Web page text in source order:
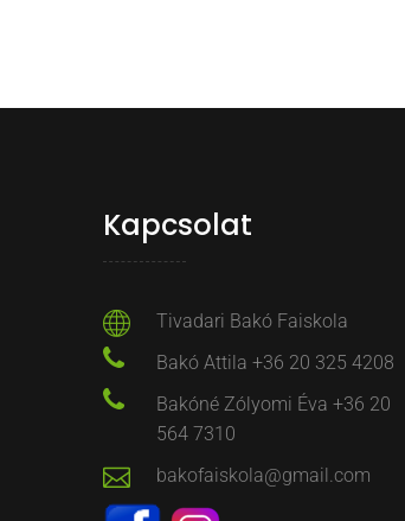
Kapcsolat
Tivadari Bakó Faiskola
Bakó Attila +36 20 325 4208
Bakóné Zólyomi Éva +36 20
564 7310
bakofaiskola@gmail.com